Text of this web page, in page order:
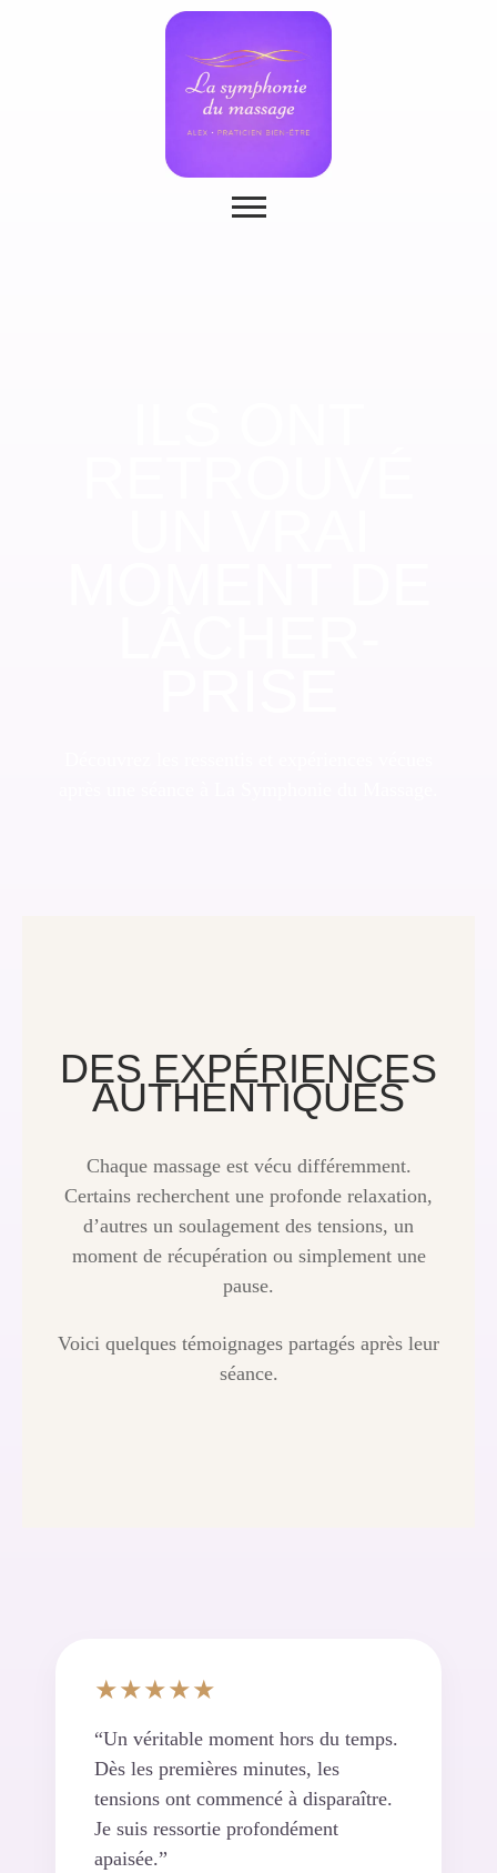
DES EXPÉRIENCES
AUTHENTIQUES
Chaque massage est vécu différemment.
Certains recherchent une profonde relaxation,
d’autres un soulagement des tensions, un
moment de récupération ou simplement une
pause.
Voici quelques témoignages partagés après leur
séance.
★★★★★
“Un véritable moment hors du temps.
Dès les premières minutes, les
tensions ont commencé à disparaître.
Je suis ressortie profondément
apaisée.”